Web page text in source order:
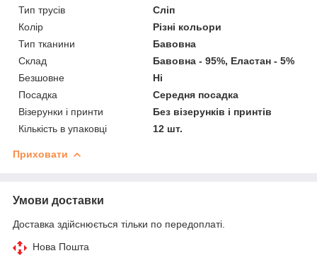
Тип трусів
Сліп
Колір
Різні кольори
Тип тканини
Бавовна
Склад
Бавовна - 95%, Еластан - 5%
Безшовне
Ні
Посадка
Середня посадка
Візерунки і принти
Без візерунків і принтів
Кількість в упаковці
12 шт.
Приховати
Умови доставки
Доставка здійснюється тільки по передоплаті.
Нова Пошта